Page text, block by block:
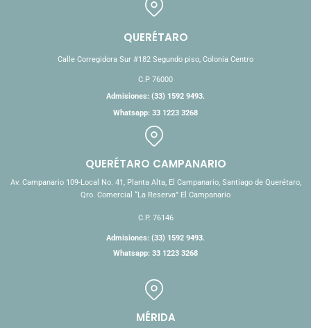
QUERÉTARO
Calle Corregidora Sur #182 Segundo piso, Colonia Centro
C.P 76000
Admisiones: (33) 1592 9493.
Whatsapp: 33 1223 3268
QUERÉTARO CAMPANARIO
Av. Campanario 109-Local No. 41, Planta Alta, El Campanario, Santiago de Querétaro,
Qro. Comercial “La Reserva” El Campanario
C.P. 76146
Admisiones: (33) 1592 9493.
Whatsapp: 33 1223 3268
MÉRIDA